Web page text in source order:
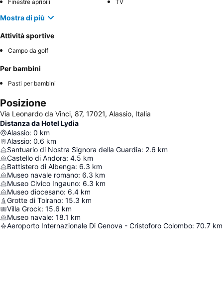
Finestre apribili TV
Mostra di più
Attività sportive
Campo da golf
Per bambini
Pasti per bambini
Posizione
Via Leonardo da Vinci, 87, 17021, Alassio, Italia
Distanza da Hotel Lydia
Alassio: 0 km
Alassio: 0.6 km
Santuario di Nostra Signora della Guardia: 2.6 km
Castello di Andora: 4.5 km
Battistero di Albenga: 6.3 km
Museo navale romano: 6.3 km
Museo Civico Ingauno: 6.3 km
Museo diocesano: 6.4 km
Grotte di Toirano: 15.3 km
Villa Grock: 15.6 km
Museo navale: 18.1 km
Aeroporto Internazionale Di Genova - Cristoforo Colombo: 70.7 km